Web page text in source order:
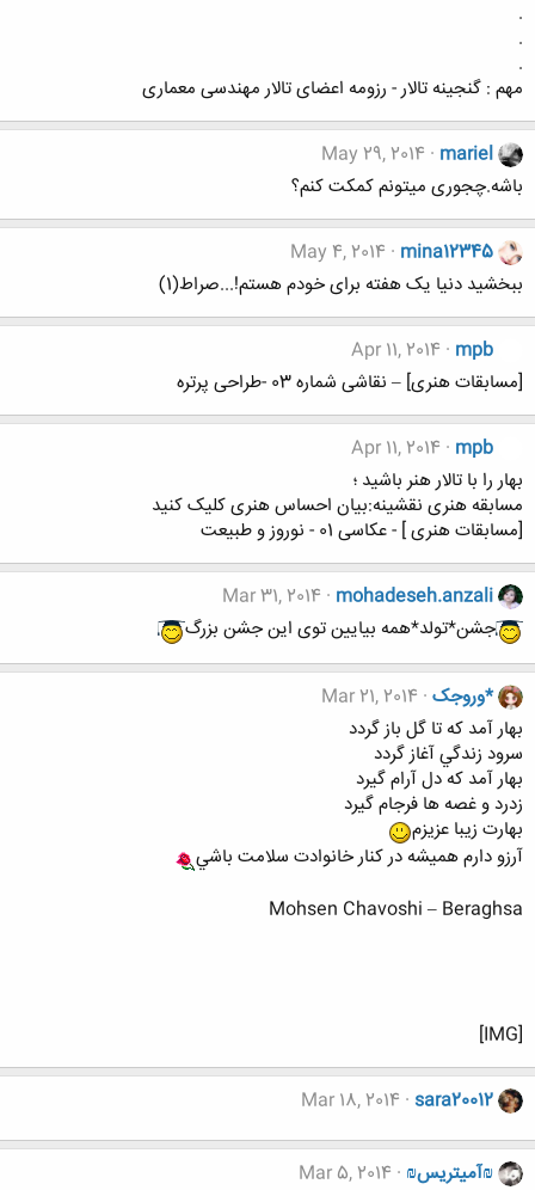
.
.
.
مهم : گنجینه تالار - رزومه اعضای تالار مهندسی معماری
mariel
May 29, 2014
باشه.چجوری میتونم کمکت کنم؟
mina12345
May 4, 2014
ببخشید دنیا یک هفته برای خودم هستم!...صراط(1)
mpb
Apr 11, 2014
[مسابقات هنری] – نقاشی شماره 03 -طراحی پرتره
mpb
Apr 11, 2014
بهار را با تالار هنر باشید ؛
مسابقه هنری نقشینه:بیان احساس هنری کلیک کنید
[مسابقات هنری ] - عکاسی 01 - نوروز و طبیعت
mohadeseh.anzali
Mar 31, 2014
جشن*تولد*همه بیایین توی این جشن بزرگ
*وروجک Mar 21, 2014
بهار آمد كه تا گل باز گردد
سرود زندگي آغاز گردد
بهار آمد كه دل آرام گيرد
زدرد و غصه ها فرجام گيرد
بهارت زيبا عزيزم
آرزو دارم هميشه در كنار خانوادت سلامت باشي
Mohsen Chavoshi – Beraghsa
[IMG]
sara20012
Mar 18, 2014
₪آمیتریس₪ Mar 5, 2014